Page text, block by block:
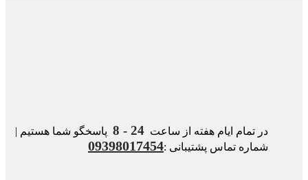
در تمام ایام هفته از ساعت24 - 8
پاسخگو شما هستیم |
شماره تماس پشتیبانی :09398017454